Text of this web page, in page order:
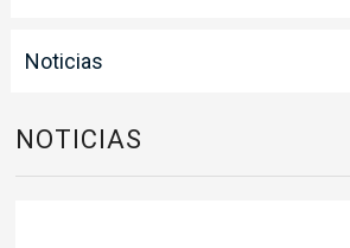
Noticias
NOTICIAS